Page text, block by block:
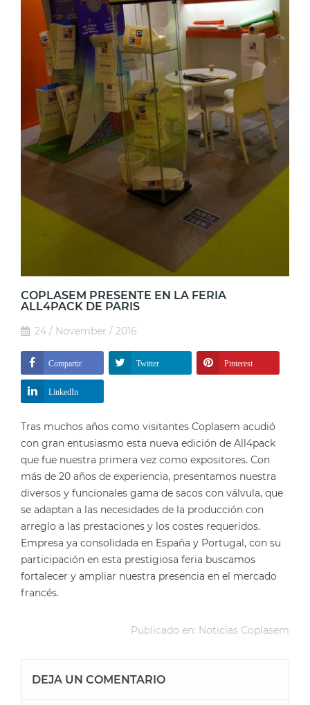
COPLASEM PRESENTE EN LA FERIA
ALL4PACK DE PARIS
24 / November / 2016
Compartir Twitter Pinterest
LinkedIn
Tras muchos años como visitantes Coplasem acudió
con gran entusiasmo esta nueva edición de All4pack
que fue nuestra primera vez como expositores. Con
más de 20 años de experiencia, presentamos nuestra
diversos y funcionales gama de sacos con válvula, que
se adaptan a las necesidades de la producción con
arreglo a las prestaciones y los costes requeridos.
Empresa ya consolidada en España y Portugal, con su
participación en esta prestigiosa feria buscamos
fortalecer y ampliar nuestra presencia en el mercado
francés.
Publicado en: Noticias Coplasem
DEJA UN COMENTARIO